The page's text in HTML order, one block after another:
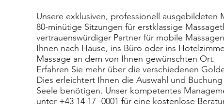
Unsere exklusiven, professionell ausgebildeten
80-minütige Sitzungen für erstklassige
vertrauenswürdiger Partner für mobile
Ihnen nach Hause, ins Büro oder ins
Massage an dem von Ihnen gewünschten Ort.
Erfahren Sie mehr über die verschiedenen
Dies erleichtert Ihnen die Auswahl und
Seele benötigen. Unser kompetentes
unter +43 14 17 -0001 für eine kostenlose